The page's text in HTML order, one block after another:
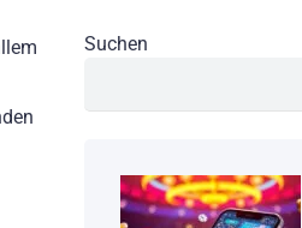
Suchen